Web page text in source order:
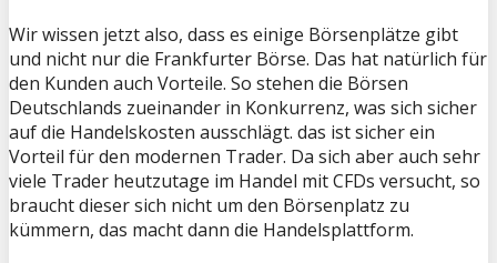
Wir wissen jetzt also, dass es einige Börsenplätze gibt
und nicht nur die Frankfurter Börse. Das hat natürlich für
den Kunden auch Vorteile. So stehen die Börsen
Deutschlands zueinander in Konkurrenz, was sich sicher
auf die Handelskosten ausschlägt. das ist sicher ein
Vorteil für den modernen Trader. Da sich aber auch sehr
viele Trader heutzutage im Handel mit CFDs versucht, so
braucht dieser sich nicht um den Börsenplatz zu
kümmern, das macht dann die Handelsplattform.